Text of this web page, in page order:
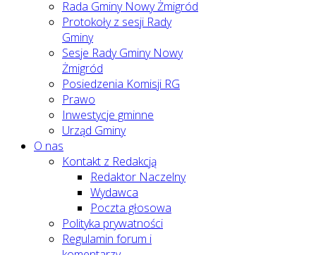
Rada Gminy Nowy Żmigród
Protokoły z sesji Rady
Gminy
Sesje Rady Gminy Nowy
Żmigród
Posiedzenia Komisji RG
Prawo
Inwestycje gminne
Urząd Gminy
O nas
Kontakt z Redakcją
Redaktor Naczelny
Wydawca
Poczta głosowa
Polityka prywatności
Regulamin forum i